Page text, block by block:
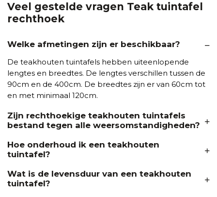
Veel gestelde vragen Teak tuintafel
rechthoek
Welke afmetingen zijn er beschikbaar?
De teakhouten tuintafels hebben uiteenlopende
lengtes en breedtes. De lengtes verschillen tussen de
90cm en de 400cm. De breedtes zijn er van 60cm tot
en met minimaal 120cm.
Zijn rechthoekige teakhouten tuintafels
bestand tegen alle weersomstandigheden?
Hoe onderhoud ik een teakhouten
tuintafel?
Wat is de levensduur van een teakhouten
tuintafel?